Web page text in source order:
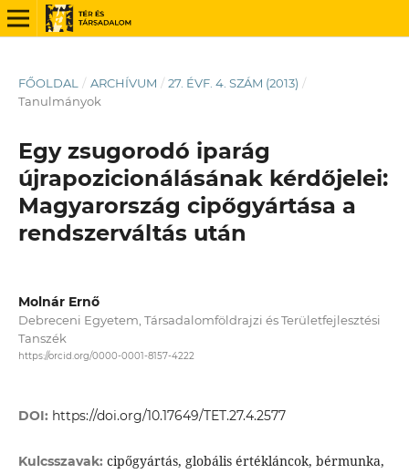
FŐOLDAL / ARCHÍVUM / 27. ÉVF. 4. SZÁM (2013) /
Tanulmányok
Egy zsugorodó iparág
újrapozicionálásának kérdőjelei:
Magyarország cipőgyártása a
rendszerváltás után
Molnár Ernő
Debreceni Egyetem, Társadalomföldrajzi és Területfejlesztési
Tanszék
https://orcid.org/0000-0001-8157-4222
DOI: https://doi.org/10.17649/TET.27.4.2577
Kulcsszavak: cipőgyártás, globális értékláncok, bérmunka,